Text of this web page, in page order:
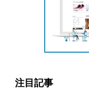
注目記事